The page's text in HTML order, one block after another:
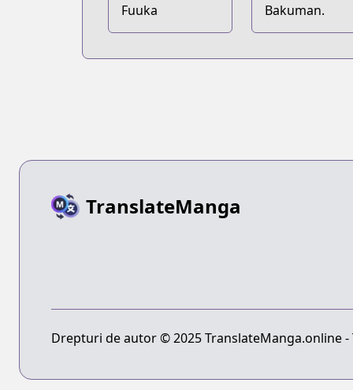
Fuuka Bakuman.
TranslateManga
Drepturi de autor © 2025 TranslateManga.online